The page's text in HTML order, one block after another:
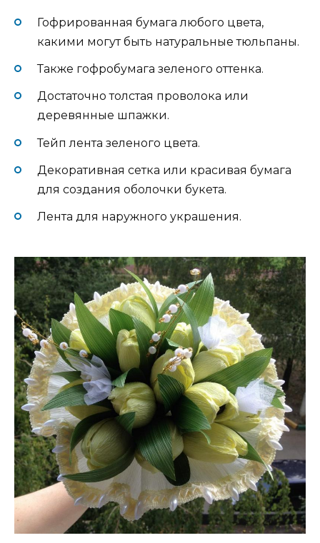
Гофрированная бумага любого цвета,
какими могут быть натуральные тюльпаны.
Также гофробумага зеленого оттенка.
Достаточно толстая проволока или
деревянные шпажки.
Тейп лента зеленого цвета.
Декоративная сетка или красивая бумага
для создания оболочки букета.
Лента для наружного украшения.